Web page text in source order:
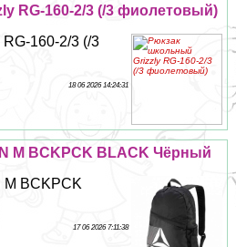
RG-160-2/3 (/3 фиолетовый)
160-2/3 (/3
18 06 2026 14:24:31
M BCKPCK BLACK Чёрный
M BCKPCK
17 06 2026 7:11:38